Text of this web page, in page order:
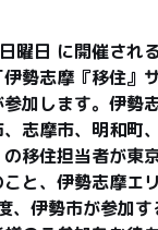
曜日 に開催され
勢志摩『移住』
加します。伊勢
、志摩市、明和町
移住担当者が東
と、伊勢志摩エ
、伊勢市が参加